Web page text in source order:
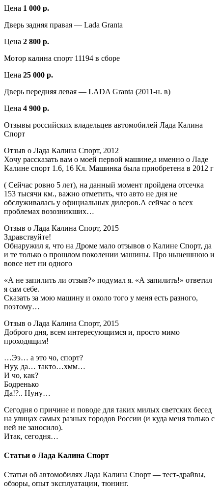
Цена 1 000 р.
Дверь задняя правая — Lada Granta
Цена 2 800 р.
Мотор калина спорт 11194 в сборе
Цена 25 000 р.
Дверь передняя левая — LADA Granta (2011-н. в)
Цена 4 900 р.
Отзывы российских владельцев автомобилей Лада Калина
Спорт
Отзыв о Лада Калина Спорт, 2012
Хочу рассказать вам о моей первой машине,а именно о Ладе
Калине спорт 1.6, 16 Кл. Машинка была приобретена в 2012 г
( Сейчас ровно 5 лет), на данный момент пройдена отсечка
153 тысячи км., важно отметить, что авто не дня не
обслуживалась у официальных дилеров.А сейчас о всех
проблемах возозникших…
Отзыв о Лада Калина Спорт, 2015
Здравствуйте!
Обнаружил я, что на Дроме мало отзывов о Калине Спорт, да
и те только о прошлом поколении машины. Про нынешнюю и
вовсе нет ни одного
«А не запилить ли отзыв?» подумал я. «А запилить!» ответил
я сам себе.
Сказать за мою машину и около того у меня есть разного,
поэтому…
Отзыв о Лада Калина Спорт, 2015
Доброго дня, всем интересующимся и, просто мимо
проходящим!
…Ээ… а это чо, спорт?
Нуу, да… такто…хмм…
И чо, как?
Бодренько
Да!?.. Нуну…
Сегодня о причине и поводе для таких милых светских бесед
на улицах самых разных городов России (и куда меня только с
ней не заносило).
Итак, сегодня…
Статьи о Лада Калина Спорт
Статьи об автомобилях Лада Калина Спорт — тест-драйвы,
обзоры, опыт эксплуатации, тюнинг.